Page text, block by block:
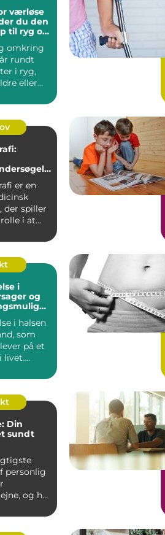
værløse
du den
til ryg og
omkring
rundt
i ryg,
eller
er en
der spiller
i at
i
og
i halsen
som
på et
livet.
Din
sundt
personlig
og her